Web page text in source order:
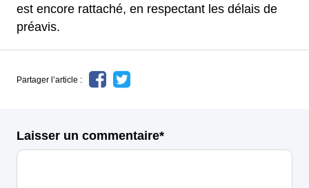
est encore rattaché, en respectant les délais de
préavis.
Partager l’article :
Laisser un commentaire*